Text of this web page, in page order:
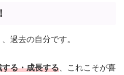
過去の自分です。
る・成長する 、これこそが喜